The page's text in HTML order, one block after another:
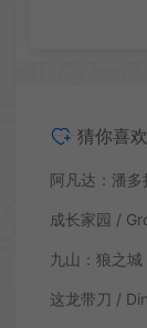
猜你喜欢